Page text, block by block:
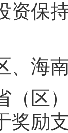
资保
、海
（区
奖励